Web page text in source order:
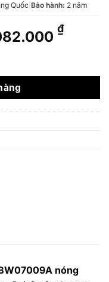
Quốc Bảo hành: 2 năm
₫.
₫Giá
là:
nóng lạnh số
nóng